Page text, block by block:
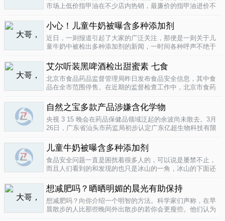
市场上低价指甲油在不少店内热销，最廉价的指甲油进价不
渡桥夜市上，不少摊位都有五颜六色的指甲油摆卖。 韩国进
口指甲油只要9元，另一个韩国..
小心！儿童牛奶被曝含多种添加剂
近日，一则报道引起了大家的广泛关注，那便是一则关于儿
童牛奶中被检出多种添加剂的新闻，一时间各种呼声不绝于
慌。 每天一斤奶，强壮中国人 ，到底让儿童强壮起来的是牛
奶，还是添加剂？超市中的儿童牛..
艾尔听装黑啤酒检出甜蜜素 七食
北京市食品药品监督管理局昨日发布食品安全信息，其中食
品在全市范围停售。在近期的监督检查工作中，北京市食药
带集团北京蓝宝酒业有限公司生产的 艾尔 听装黑啤酒，检出
不得检出的甜蜜素。北京市..
自然之宝多款产品涉嫌含化学物
央视 3 15 晚会在药品保健品领域泛起的余波尚未散去。3月
26日，广东省汕头市药监局初步认定广东亿超生物科技有限
已涉嫌构成生产销售伪劣产品罪，决定将案件移送汕头市公
安局依法查处。亿..
儿童牛奶被曝含多种添加剂
食品安全问题一直是困扰着很多人的，可以说是屡禁不止，
而且人们看到的和发现的也只是冰山的一角，冰山的下面还
中国家向发达国家进展的过程中的必经之路吧，但是，人们
要为这种发展付出一定的代价，尤其..
想减肥吗？晒晒明媚的晨光有助保持
想减肥吗？向你介绍一个明智的方法。科学家们声称，在早
晨散步的人比那些晚间外出散步的若你会更瘦些。他们认为